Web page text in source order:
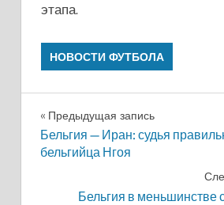
этапа.
НОВОСТИ ФУТБОЛА
Навигация
по
Предыдущая запись
Бельгия — Иран: судья
бельгийца Нгоя
Бельгия в меньшинстве